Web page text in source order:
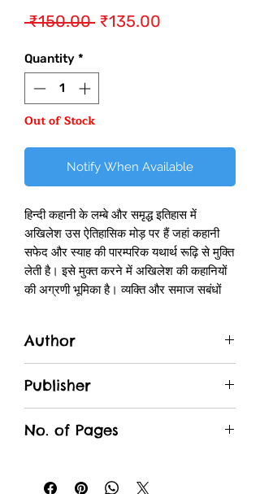
₹150.00 Regular
₹135.00
Quantity *
Out of Stock
Notify When Available
हिन्दी कहानी के लम्बे और समृद्ध इतिहास में
अखिलेश उस ऐतिहासिक मोड़ पर हैं जहां कहानी
सफेद और स्याह की पारम्परिक यथार्थ रूढ़ि से मुक्ति
लेती है। इसे मुक्त करने में अखिलेश की कहानियों
की अग्रणी भूमिका है। व्यक्ति और समाज सबंधों
असंगत मालूम होता है तब अखिलेश की कहानियाँ
इस जटिलता को समझने का रास्ता देती हैं।
अखिलेश सपाटबयानी से हमेशा दूर रहे हैं। दूसरी
भाषा का सृजन कर सके जो स्वयं में भी एक बड़ी
Author
Publisher
No. of Pages